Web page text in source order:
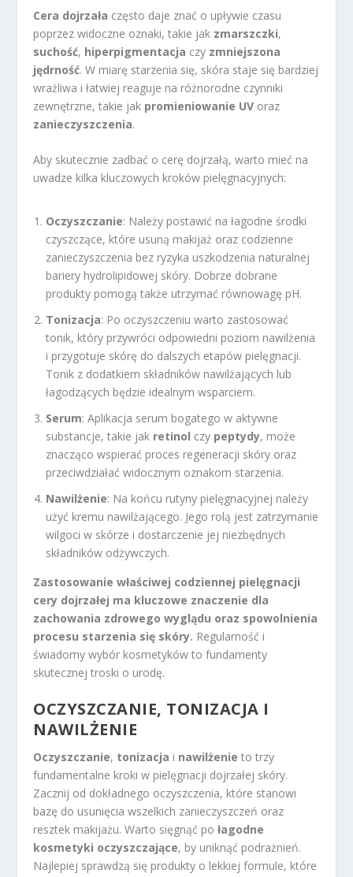
Cera dojrzała często daje znać o upływie czasu
poprzez widoczne oznaki, takie jak zmarszczki,
suchość, hiperpigmentacja czy zmniejszona
jędrność. W miarę starzenia się, skóra staje się bardziej
wrażliwa i łatwiej reaguje na różnorodne czynniki
zewnętrzne, takie jak promieniowanie UV oraz
zanieczyszczenia.
Aby skutecznie zadbać o cerę dojrzałą, warto mieć na
uwadze kilka kluczowych kroków pielęgnacyjnych:
Oczyszczanie: Należy postawić na łagodne środki
czyszczące, które usuną makijaż oraz codzienne
zanieczyszczenia bez ryzyka uszkodzenia naturalnej
bariery hydrolipidowej skóry. Dobrze dobrane
produkty pomogą także utrzymać równowagę pH.
Tonizacja: Po oczyszczeniu warto zastosować
tonik, który przywróci odpowiedni poziom nawilżenia
i przygotuje skórę do dalszych etapów pielęgnacji.
Tonik z dodatkiem składników nawilżających lub
łagodzących będzie idealnym wsparciem.
Serum: Aplikacja serum bogatego w aktywne
substancje, takie jak retinol czy peptydy, może
znacząco wspierać proces regeneracji skóry oraz
przeciwdziałać widocznym oznakom starzenia.
Nawilżenie: Na końcu rutyny pielęgnacyjnej należy
użyć kremu nawilżającego. Jego rolą jest zatrzymanie
wilgoci w skórze i dostarczenie jej niezbędnych
składników odżywczych.
Zastosowanie właściwej codziennej pielęgnacji
cery dojrzałej ma kluczowe znaczenie dla
zachowania zdrowego wyglądu oraz spowolnienia
procesu starzenia się skóry. Regularność i
świadomy wybór kosmetyków to fundamenty
skutecznej troski o urodę.
OCZYSZCZANIE, TONIZACJA I
NAWILŻENIE
Oczyszczanie, tonizacja i nawilżenie to trzy
fundamentalne kroki w pielęgnacji dojrzałej skóry.
Zacznij od dokładnego oczyszczenia, które stanowi
bazę do usunięcia wszelkich zanieczyszczeń oraz
resztek makijażu. Warto sięgnąć połagodne
kosmetyki oczyszczające, by uniknąć podrażnień.
Najlepiej sprawdzą się produkty o lekkiej formule, które